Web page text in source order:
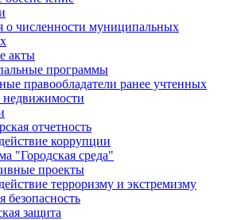
о численности муниципальных
акты
программы
правообладатели ранее учтенных
недвижимости
отчетность
коррупции
"Городская среда"
проекты
терроризму и экстремизму
безопасность
защита